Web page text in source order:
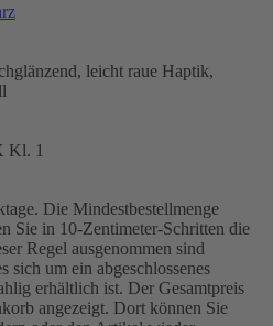
leicht raue Haptik,
Kl. 1
Die Mindestbestellmenge
Sie in 10-Zentimeter-Schritten die
Regel ausgenommen sind
sich um ein abgeschlossenes
erhältlich ist. Der Gesamtpreis
angezeigt. Dort können Sie